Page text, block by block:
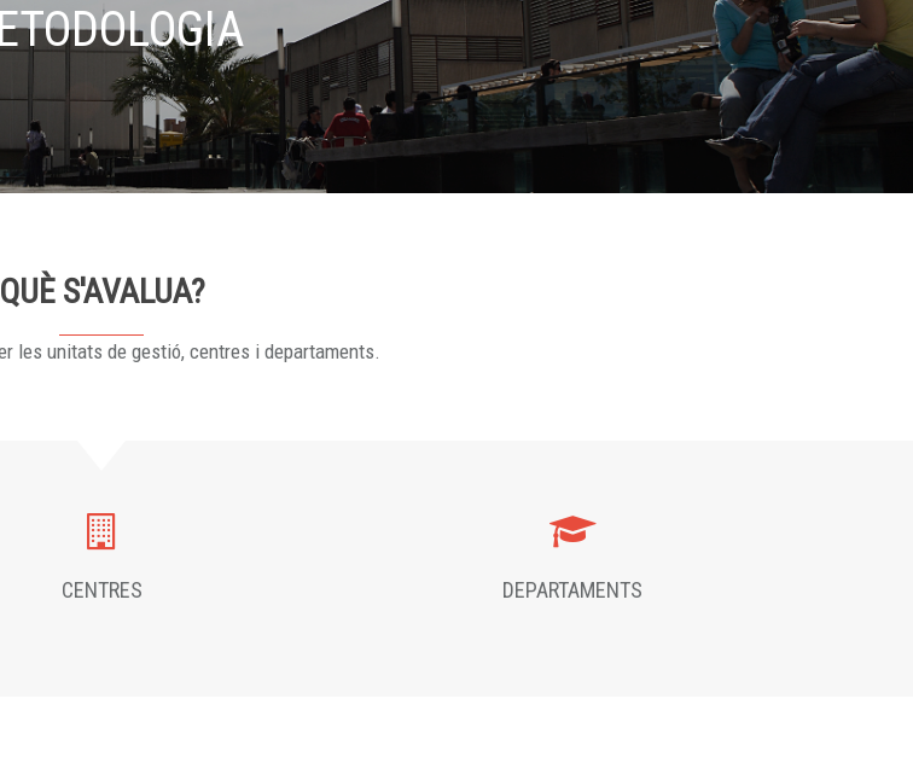
QUÈ S'AVALUA?
les unitats de gestió, centres i departaments.
CENTRES DEPARTAMENTS